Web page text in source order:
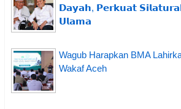
𝗗𝗮𝘆𝗮𝗵, 𝗣𝗲𝗿𝗸𝘂𝗮𝘁
𝗨𝗹𝗮𝗺𝗮
Wagub Harapkan BMA
Wakaf Aceh